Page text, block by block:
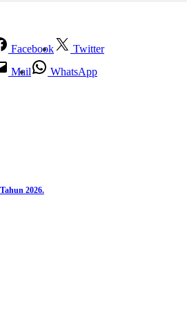
Facebook
Twitter
Mail
WhatsApp
2026.